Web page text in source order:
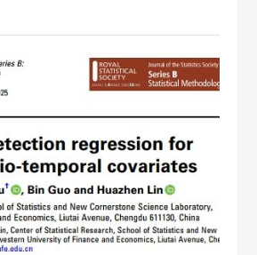
，并成功识别出影响LDL的关键S
指标。进一步地，我们考察了不同
身体质量指数的主要个体与父母特
influence model with applica
19 population flow network”被统
期刊《Annals of Applied Statistic
简介    自新冠疫情爆发以来，COVI
围内传播，成为对公共卫生构成重
...